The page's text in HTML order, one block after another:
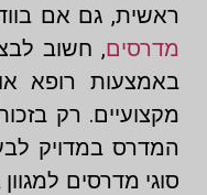
ראשית, גם אם
מדרסים, חשוב
באמצעות רופא
מקצועיים. רק
המדרס במדויק
סוגי מדרסים